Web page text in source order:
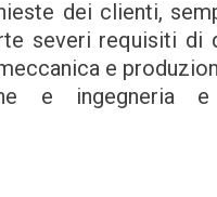
dei clienti,
severi requisiti di
e
e ingegneria e